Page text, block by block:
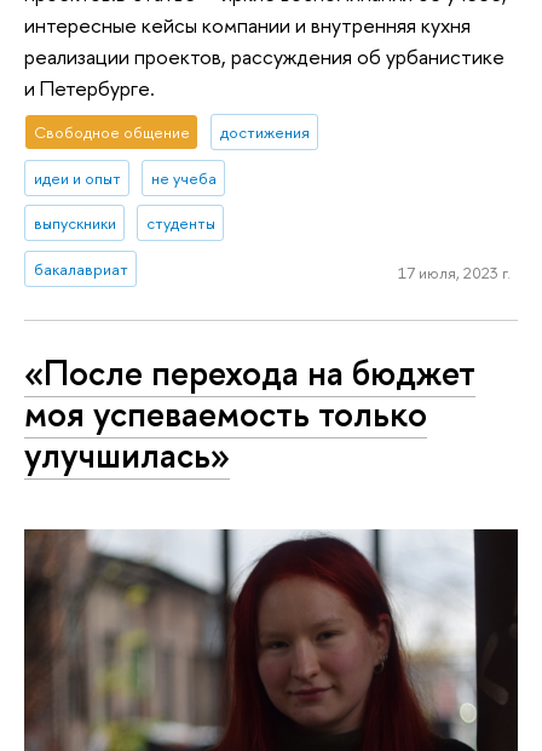
интересные кейсы компании и внутренняя кухня
реализации проектов, рассуждения об урбанистике
и Петербурге.
Свободное общение достижения
идеи и опыт не учеба
выпускники студенты
бакалавриат 17 июля, 2023 г.
«После перехода на бюджет
моя успеваемость только
улучшилась»